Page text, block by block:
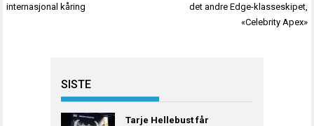
internasjonal kåring
det andre Edge-klasseskipet,
«Celebrity Apex»
SISTE
Tarje Hellebust får